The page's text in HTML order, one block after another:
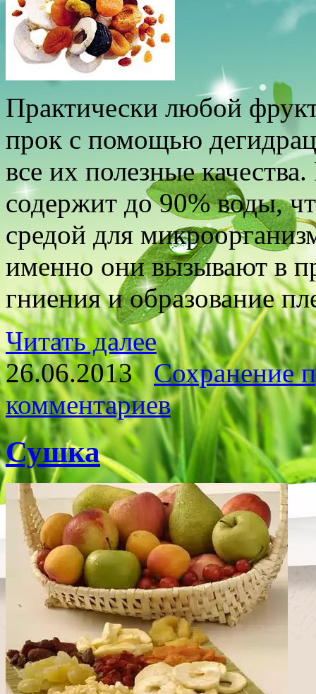
Практически любой
прок с помощью
все их полезные
содержит до 90% воды,
средой для
именно они вызывают в
гниения и образование
Читать далее
26.06.2013
Сохранение
комментариев
Сушка